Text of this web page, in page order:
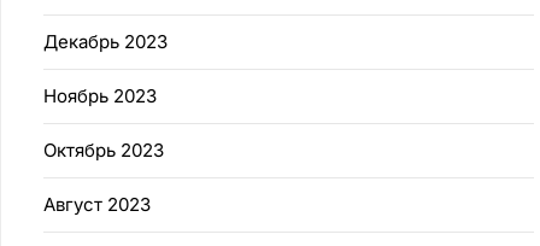
Декабрь 2023
Ноябрь 2023
Октябрь 2023
Август 2023